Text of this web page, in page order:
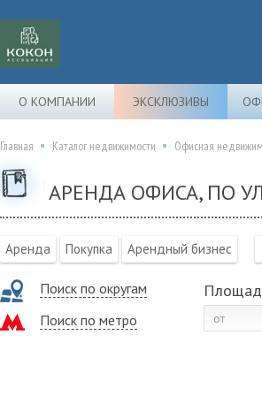
О КОМПАНИИ ЭКСКЛЮЗИВЫ
Главная Каталог недвижимости Офисная
АРЕНДА ОФИСА, ПО
Аренда Покупка Арендный бизнес
Поиск по округам
Поиск по метро